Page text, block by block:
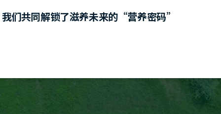
们共同解锁了滋养未来的“营养密码”